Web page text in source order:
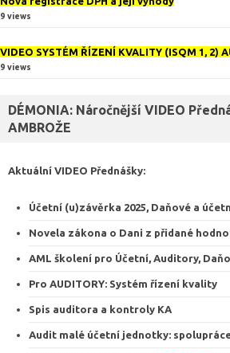
9 views
VIDEO SYSTÉM ŘÍZENÍ KVALITY (ISQM 1, 2)
9 views
DÉMONIA: Náročnější VIDEO
AMBROŽE
Aktuální VIDEO Přednášky:
Účetní (u)závěrka 2025, Daňové a
Novela zákona o Dani z přidané
AML školení pro Účetní, Auditory,
Pro AUDITORY: Systém řízení kvality
Spis auditora a kontroly KA
Audit malé účetní jednotky: